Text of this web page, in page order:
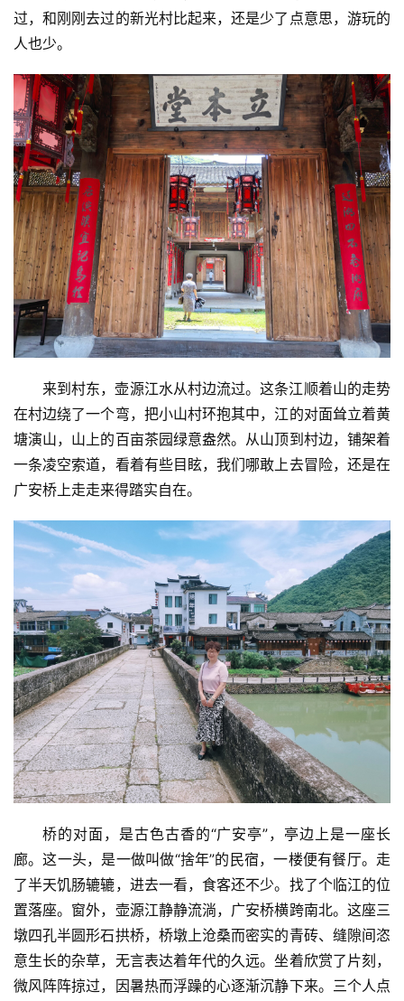
过，和刚刚去过的新光村比起来，还是少了点意思，游玩的
人也少。
来到村东，壶源江水从村边流过。这条江顺着山的走势
在村边绕了一个弯，把小山村环抱其中，江的对面耸立着黄
塘演山，山上的百亩茶园绿意盎然。从山顶到村边，铺架着
一条凌空索道，看着有些目眩，我们哪敢上去冒险，还是在
广安桥上走走来得踏实自在。
桥的对面，是古色古香的“广安亭”，亭边上是一座长
廊。这一头，是一做叫做“捨年”的民宿，一楼便有餐厅。走
了半天饥肠辘辘，进去一看，食客还不少。找了个临江的位
置落座。窗外，壶源江静静流淌，广安桥横跨南北。这座三
墩四孔半圆形石拱桥，桥墩上沧桑而密实的青砖、缝隙间恣
意生长的杂草，无言表达着年代的久远。坐着欣赏了片刻，
微风阵阵掠过，因暑热而浮躁的心逐渐沉静下来。三个人点